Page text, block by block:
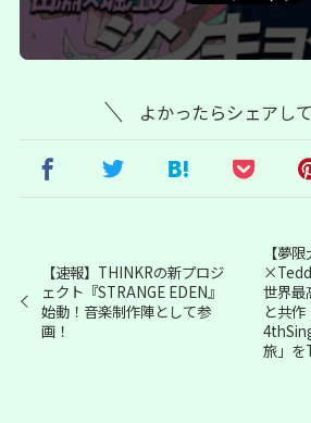
よかったらシェアし
【速報】THINKRの新プロジ
ェクト『STRANGE EDEN』
始動！音楽制作陣として参
画！
【夢
世界最
と共
旅」を